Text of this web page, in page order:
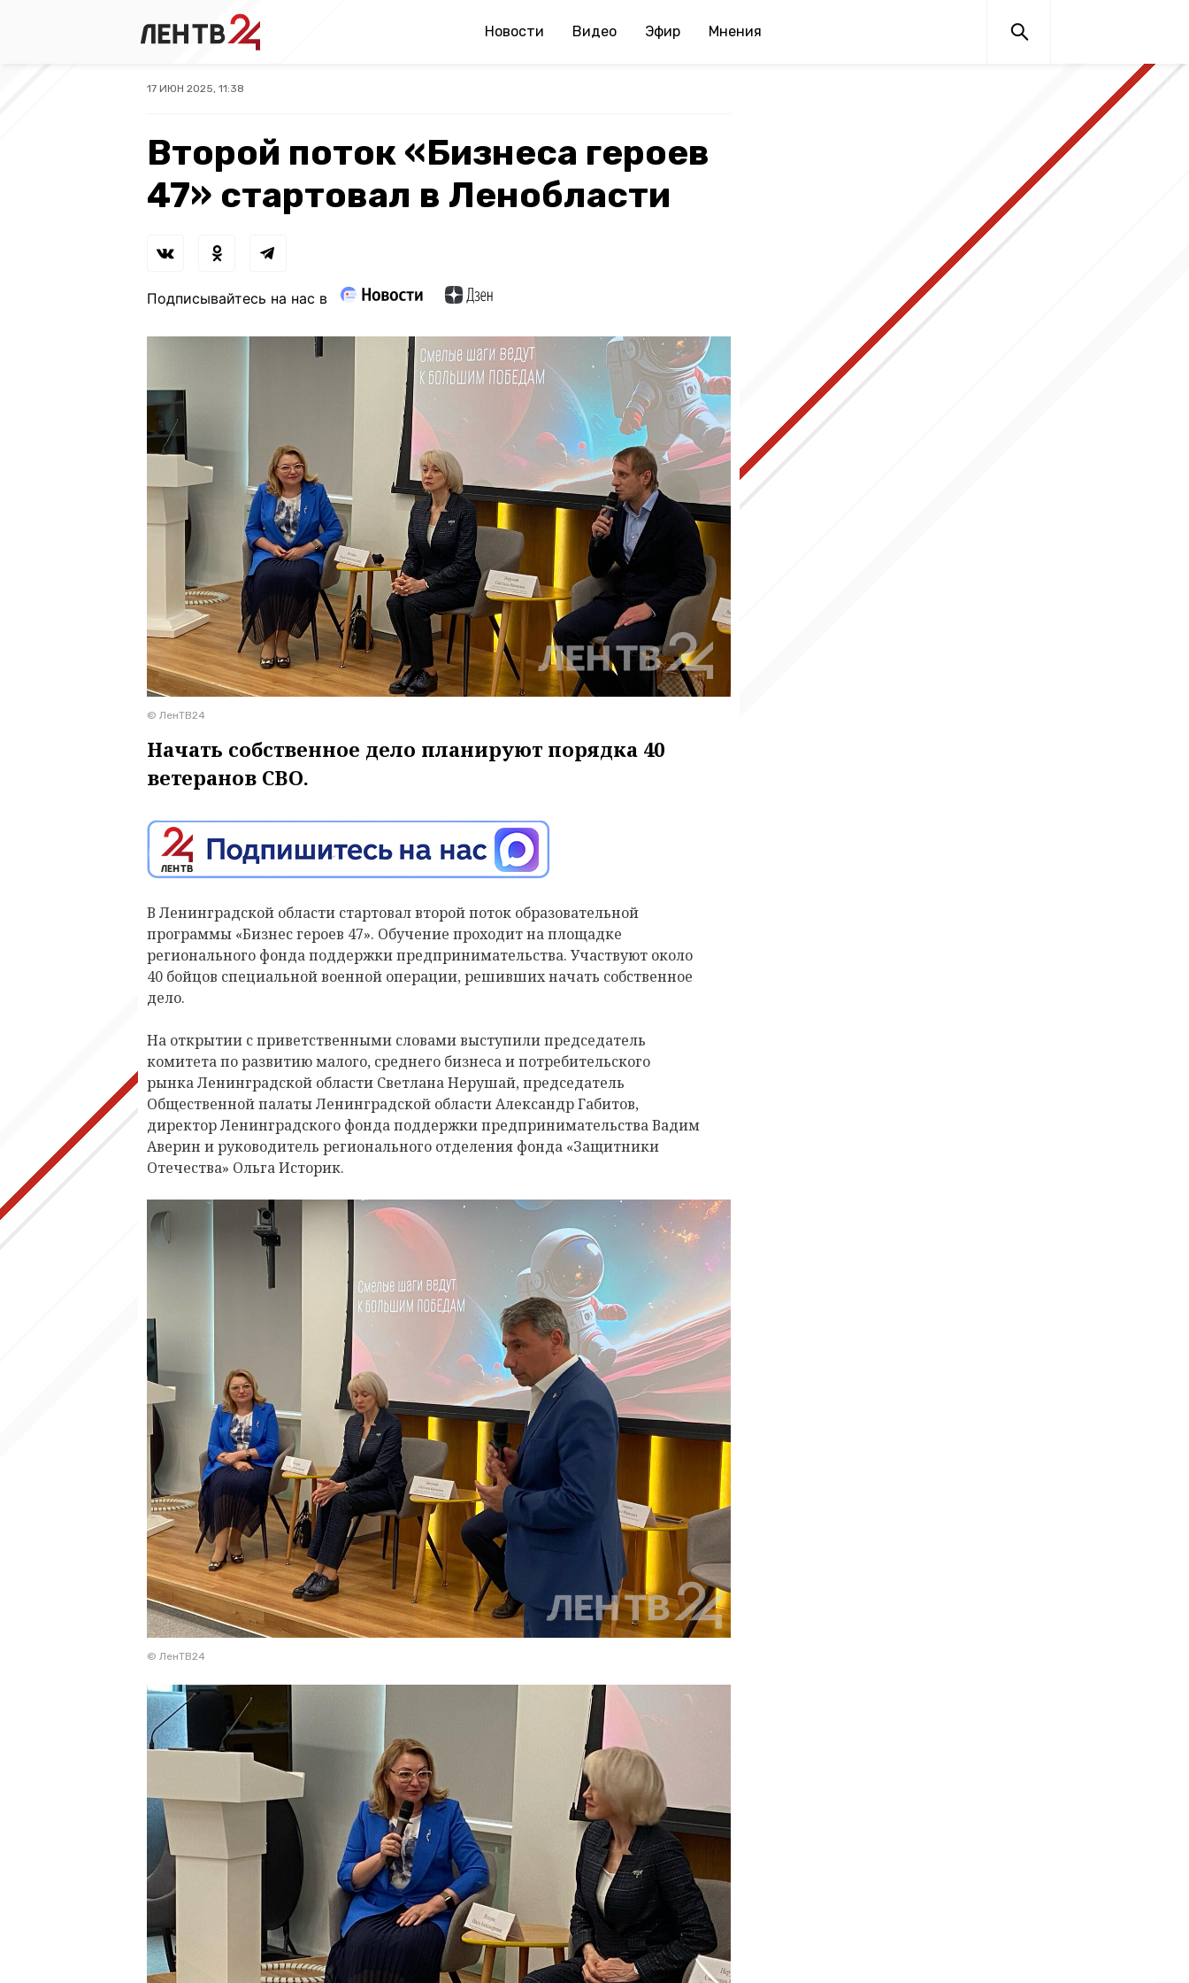
Новости Видео Эфир Мнения
17 ИЮН 2025, 11:38
Второй поток «Бизнеса героев
47» стартовал в Ленобласти
Подписывайтесь на нас в
© ЛенТВ24
Начать собственное дело планируют порядка 40
ветеранов СВО.
В Ленинградской области стартовал второй поток образовательной
программы «Бизнес героев 47». Обучение проходит на площадке
регионального фонда поддержки предпринимательства. Участвуют около
40 бойцов специальной военной операции, решивших начать собственное
дело.
На открытии с приветственными словами выступили председатель
комитета по развитию малого, среднего бизнеса и потребительского
рынка Ленинградской области Светлана Нерушай, председатель
Общественной палаты Ленинградской области Александр Габитов,
директор Ленинградского фонда поддержки предпринимательства Вадим
Аверин и руководитель регионального отделения фонда «Защитники
Отечества» Ольга Историк.
© ЛенТВ24